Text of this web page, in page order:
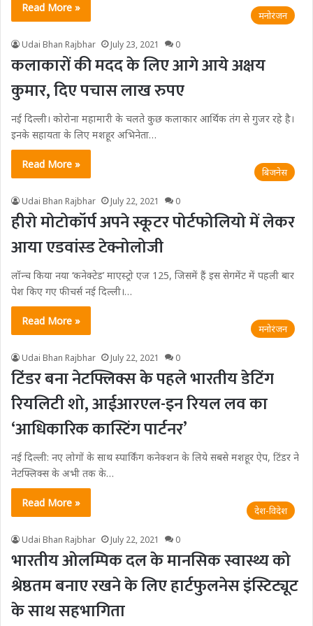
Read More »
मनोरंजन
Udai Bhan Rajbhar July 23, 2021 0
कलाकारों की मदद के लिए आगे आये अक्षय
कुमार, दिए पचास लाख रुपए
नई दिल्ली। कोरोना महामारी के चलते कुछ कलाकार आर्थिक तंग से गुजर रहे है।
इनके सहायता के लिए मशहूर अभिनेता…
Read More »
बिजनेस
Udai Bhan Rajbhar July 22, 2021 0
हीरो मोटोकॉर्प अपने स्कूटर पोर्टफोलियो में लेकर
आया एडवांस्ड टेक्नोलोजी
लॉन्‍च किया नया ‘कनेक्‍टेड’ माएस्‍ट्रो एज 125, जिसमें हैं इस सेगमेंट में पहली बार
पेश किए गए फीचर्स नई दिल्ली।…
Read More »
मनोरंजन
Udai Bhan Rajbhar July 22, 2021 0
टिंडर बना नेटफ्लिक्स के पहले भारतीय डेटिंग
रियलिटी शो, आईआरएल-इन रियल लव का
‘आधिकारिक कास्टिंग पार्टनर’
नई दिल्ली: नए लोगों के साथ स्‍पार्किंग कनेक्‍शन के लिये सबसे मशहूर ऐप, टिंडर ने
नेटफ्लिक्‍स के अभी तक के…
Read More »
देश-विदेश
Udai Bhan Rajbhar July 22, 2021 0
भारतीय ओलम्पिक दल के मानसिक स्वास्थ्य को
श्रेष्ठतम बनाए रखने के लिए हार्टफुलनेस इंस्टिट्यूट
के साथ सहभागिता